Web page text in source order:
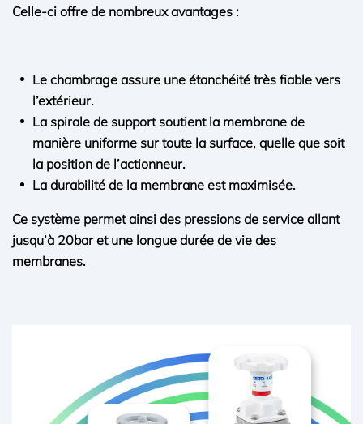
Celle-ci offre de nombreux avantages :
Le chambrage assure une étanchéité très fiable vers
l’extérieur.
La spirale de support soutient la membrane de
manière uniforme sur toute la surface, quelle que soit
la position de l’actionneur.
La durabilité de la membrane est maximisée.
Ce système permet ainsi des pressions de service allant
jusqu’à 20bar et une longue durée de vie des
membranes.